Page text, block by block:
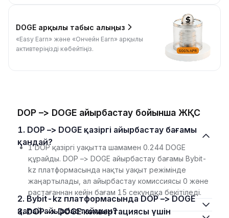
DOGE арқылы табыс алыңыз
«Easy Earn» және «Ончейн Earn» арқылы
активтеріңізді көбейтіңіз.
DOP –> DOGE айырбастау бойынша ЖҚС
1. DOP –> DOGE қазіргі айырбастау бағамы
қандай?
1 DOP қазіргі уақытта шамамен 0.244 DOGE
құрайды. DOP –> DOGE айырбастау бағамы Bybit-
kz платформасында нақты уақыт режімінде
жаңартылады, ал айырбастау комиссиясы 0 және
растағаннан кейін бағам 15 секундқа бекітіледі.
2. Bybit-kz платформасында DOP –> DOGE
қалай айырбастаймын?
3. DOP –> DOGE конвертациясы үшін